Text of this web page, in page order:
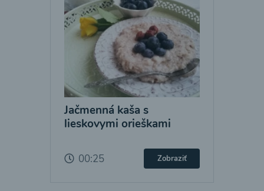
Jačmenná kaša s
lieskovymi orieškami
00:25 Zobraziť